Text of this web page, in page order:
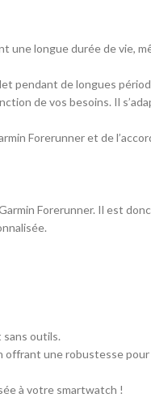
une longue durée de vie,
pendant de longues
de vos besoins. Il
Forerunner et de
Forerunner. Il est
outils.
offrant une robustesse
à votre smartwatch !